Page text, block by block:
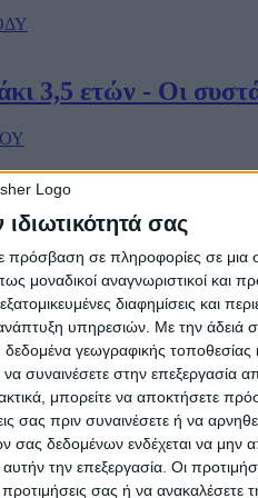
σας
πρόσβαση σε πληροφορίες σε
μοναδικοί αναγνωριστικοί και
διαφημίσεις και
υπηρεσιών. Με την άδειά
γεωγραφικής τοποθεσίας
συναινέσετε στην επεξεργασία
μπορείτε να αποκτήσετε
σας πριν συναινέσετε ή να
δεδομένων ενδέχεται να μην
την επεξεργασία. Οι
σας ή να ανακαλέσετε
3,5 ετών - Οι
για απόσυρση
στο